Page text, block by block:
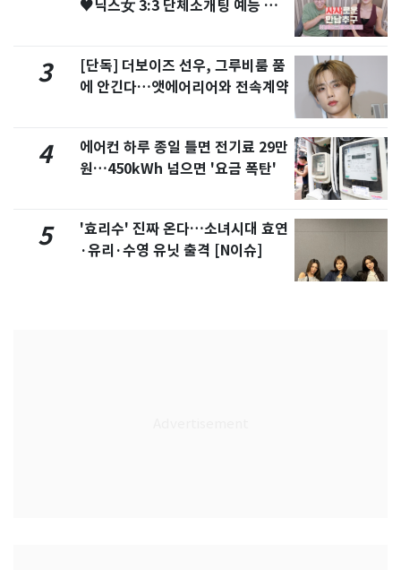
♥닉스女 3:3 단체소개팅 예능 화
3
[단독] 더보이즈 선우, 그루비룸 품
에 안긴다…앳에어리어와 전속계약
4
에어컨 하루 종일 틀면 전기료 29만
원…450kWh 넘으면 '요금 폭탄'
5
'효리수' 진짜 온다…소녀시대 효연
·유리·수영 유닛 출격 [N이슈]